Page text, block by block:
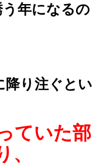
年になるの
降り注ぐとい
ていた部